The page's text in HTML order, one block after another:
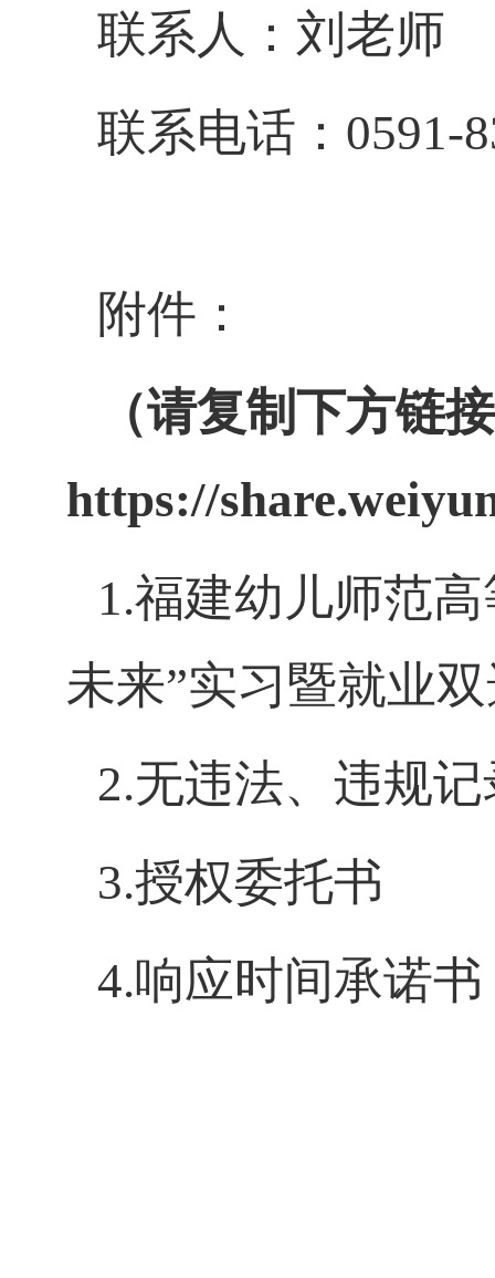
联系人：刘老师
联系电话：0591-
附件：
（请复制下方链
https://
1.福建幼儿师范
未来”实习暨就业
2.无违法、违规
3.授权委托书
4.响应时间承诺书